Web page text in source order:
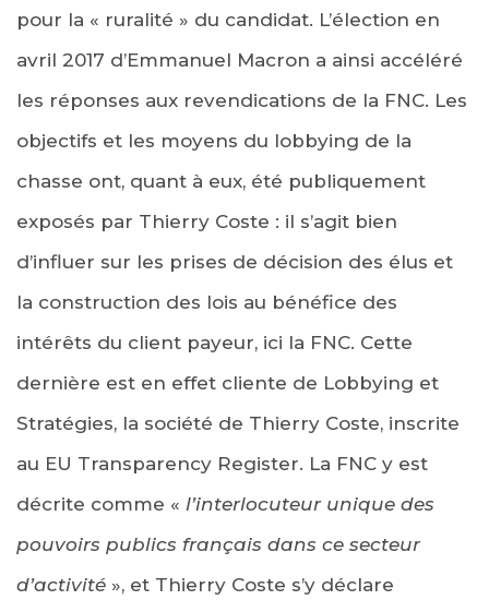
pour la « ruralité » du candidat. L’élection en
avril 2017 d’Emmanuel Macron a ainsi accéléré
les réponses aux revendications de la FNC. Les
objectifs et les moyens du lobbying de la
chasse ont, quant à eux, été publiquement
exposés par Thierry Coste : il s’agit bien
d’influer sur les prises de décision des élus et
la construction des lois au bénéfice des
intérêts du client payeur, ici la FNC. Cette
dernière est en effet cliente de Lobbying et
Stratégies, la société de Thierry Coste, inscrite
au EU Transparency Register. La FNC y est
décrite comme « l’interlocuteur unique des
pouvoirs publics français dans ce secteur
d’activité », et Thierry Coste s’y déclare